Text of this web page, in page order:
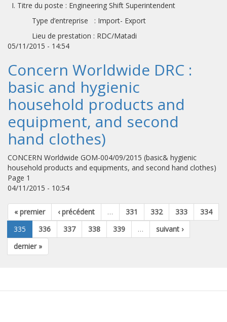
I. Titre du poste : Engineering Shift Superintendent
Type d’entreprise : Import- Export
Lieu de prestation : RDC/Matadi
05/11/2015 - 14:54
Concern Worldwide DRC :
basic and hygienic
household products and
equipment, and second
hand clothes)
CONCERN Worldwide GOM-004/09/2015 (basic& hygienic
household products and equipments, and second hand clothes)
Page 1
04/11/2015 - 10:54
« premier ‹ précédent … 331 332 333
334
335
336 337 338 339 …
suivant ›
dernier »